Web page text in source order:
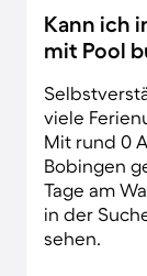
Kann ich
mit Pool
viele
Mit rund 0
Bobingen
Tage am
in der
sehen.